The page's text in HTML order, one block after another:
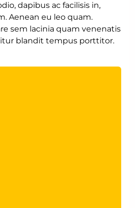
dapibus ac facilisis in,
Aenean eu leo quam.
sem lacinia quam venenatis
blandit tempus porttitor.